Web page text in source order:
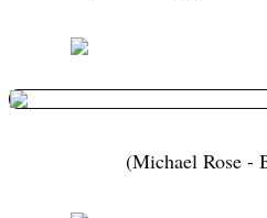
(Michael Rose -